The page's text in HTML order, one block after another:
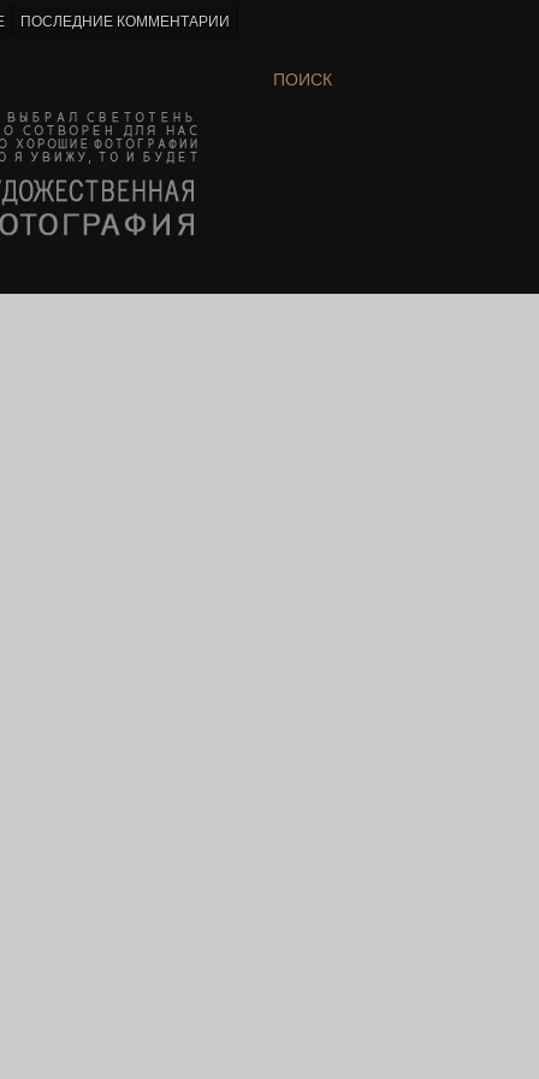
ПОИСК
ПОСЛЕДНИЕ КОММЕНТАРИИ